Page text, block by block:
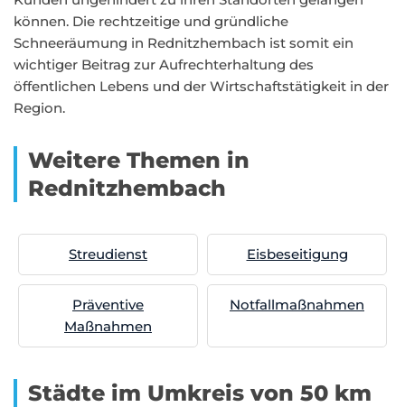
können. Die rechtzeitige und gründliche
Schneeräumung in Rednitzhembach ist somit ein
wichtiger Beitrag zur Aufrechterhaltung des
öffentlichen Lebens und der Wirtschaftstätigkeit in der
Region.
Weitere Themen in
Rednitzhembach
Streudienst Eisbeseitigung
Präventive
Maßnahmen
Notfallmaßnahmen
Städte im Umkreis von 50 km